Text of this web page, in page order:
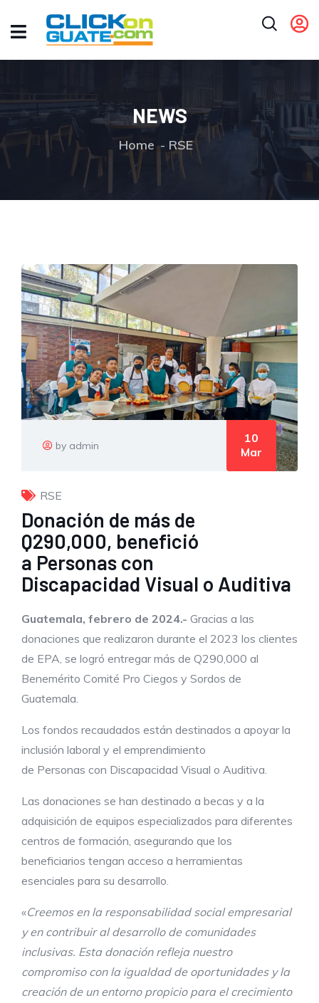
NEWS
Home RSE
by admin
10
Mar
RSE
Donación de más de
Q290,000, benefició
a Personas con
Discapacidad Visual o Auditiva
Guatemala, febrero de 2024.- Gracias a las
donaciones que realizaron durante el 2023 los clientes
de EPA, se logró entregar más de Q290,000 al
Benemérito Comité Pro Ciegos y Sordos de
Guatemala.
Los fondos recaudados están destinados a apoyar la
inclusión laboral y el emprendimiento
de Personas con Discapacidad Visual o Auditiva.
Las donaciones se han destinado a becas y a la
adquisición de equipos especializados para diferentes
centros de formación, asegurando que los
beneficiarios tengan acceso a herramientas
esenciales para su desarrollo.
«Creemos en la responsabilidad social empresarial
y en contribuir al desarrollo de comunidades
inclusivas. Esta donación refleja nuestro
compromiso con la igualdad de oportunidades y la
creación de un entorno propicio para el crecimiento